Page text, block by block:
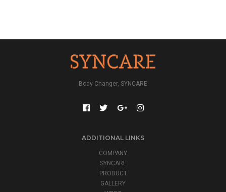
Body Changer, SYNCARE
ADDITIONAL LINKS
COMPANY
SYNCARE
PRODUCT
GALLERY